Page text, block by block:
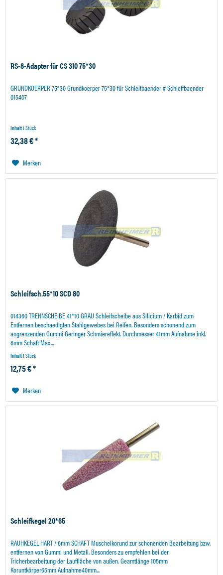
RS-8-Adapter für CS 310 75*30
GRUNDKOERPER 75*30 Grundkoerper 75*30 für Schleifbaender # Schleifbaender
015407
Inhalt1 Stück
32,38 € *
Merken
Schleifsch.55*10 SCD 80
014360 TRENNSCHEIBE 41*10 GRAU Schleifscheibe aus Silicium / Karbid zum
Entfernen beschaedigten Stahlgewebes bei Reifen. Besonders schonend zum
angrenzenden Gummi Geringer Schmiereffekt. Durchmesser 41mm Aufnahme inkl.
6mm Schaft Max...
Inhalt1 Stück
12,75 € *
Merken
Schleifkegel 20*65
RAUHKEGEL HART / 6mm SCHAFT Muschelkorund zur schonenden Bearbeitung bzw.
entfernen von Gummi und Metall. Besonders zu empfehlen bei der
Tricherbearbeitung der Lauffläche von außen. Geamtlänge 105mm
Koruntkörper65mm Aufnahme40mm...